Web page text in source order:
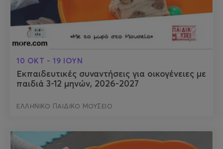
10 ΟΚΤ - 19 ΙΟΥΝ
Εκπαιδευτικές συναντήσεις για οικογένειες με
παιδιά 3-12 μηνών, 2026-2027
ΕΛΛΗΝΙΚΟ ΠΑΙΔΙΚΟ ΜΟΥΣΕΙΟ